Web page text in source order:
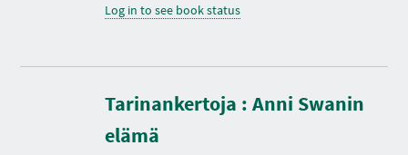
Log in to see book status
Tarinankertoja : Anni Swanin
elämä
D
u
r
a